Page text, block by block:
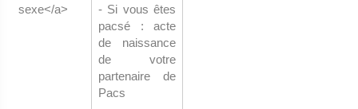
sexe</a>
- Si vous êtes
pacsé : acte
de naissance
de votre
partenaire de
Pacs